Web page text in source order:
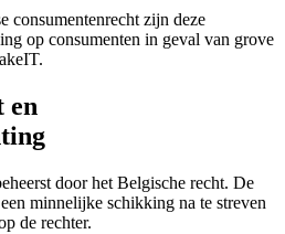
consumentenrecht zijn deze
op consumenten in geval van grove
en
door het Belgische recht. De
minnelijke schikking na te streven
de rechter.